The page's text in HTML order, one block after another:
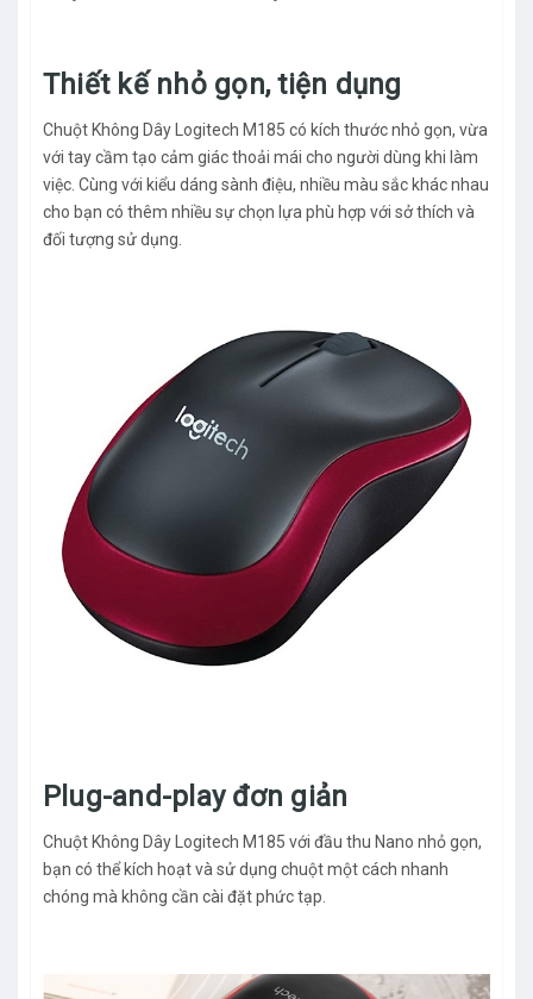
Thiết kế nhỏ gọn, tiện dụng
Chuột Không Dây Logitech M185 có kích thước nhỏ gọn, vừa
với tay cầm tạo cảm giác thoải mái cho người dùng khi làm
việc. Cùng với kiểu dáng sành điệu, nhiều màu sắc khác nhau
cho bạn có thêm nhiều sự chọn lựa phù hợp với sở thích và
đối tượng sử dụng.
Plug-and-play đơn giản
Chuột Không Dây Logitech M185 với đầu thu Nano nhỏ gọn,
bạn có thể kích hoạt và sử dụng chuột một cách nhanh
chóng mà không cần cài đặt phức tạp.